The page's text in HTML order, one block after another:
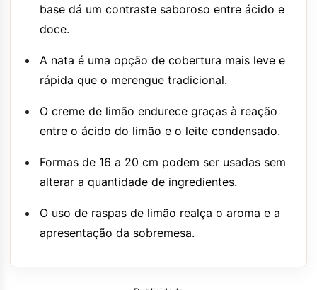
base dá um contraste saboroso entre ácido e
doce.
A nata é uma opção de cobertura mais leve e
rápida que o merengue tradicional.
O creme de limão endurece graças à reação
entre o ácido do limão e o leite condensado.
Formas de 16 a 20 cm podem ser usadas sem
alterar a quantidade de ingredientes.
O uso de raspas de limão realça o aroma e a
apresentação da sobremesa.